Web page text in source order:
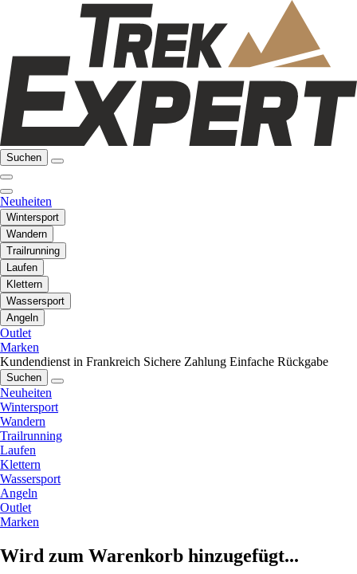
Suchen
Neuheiten
Wintersport
Wandern
Trailrunning
Laufen
Klettern
Wassersport
Angeln
Outlet
Marken
Kundendienst in Frankreich Sichere Zahlung Einfache Rückgabe
Suchen
Neuheiten
Wintersport
Wandern
Trailrunning
Laufen
Klettern
Wassersport
Angeln
Outlet
Marken
Wird zum Warenkorb hinzugefügt...